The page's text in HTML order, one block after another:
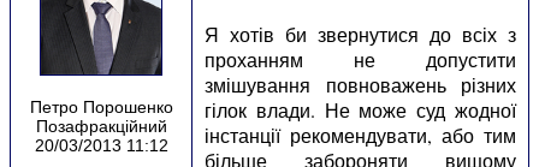
Петро Порошенко
Позафракційний
20/03/2013 11:12
Я хотів би звернутися до всіх з
проханням не допустити
змішування повноважень різних
гілок влади. Не може суд жодної
інстанції рекомендувати, або тим
більше забороняти вищому